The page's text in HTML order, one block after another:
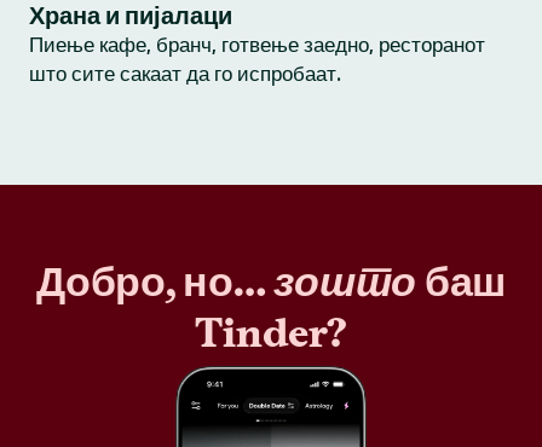
Храна и пијалаци
Пиење кафе, бранч, готвење заедно, ресторанот
што сите сакаат да го испробаат.
Добро, но…зошто баш
Tinder?